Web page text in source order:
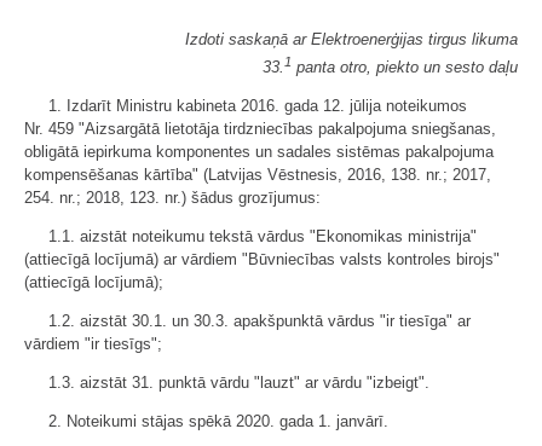
Izdoti saskaņā ar Elektroenerģijas tirgus likuma
33. 1 panta otro, piekto un sesto daļu
1. Izdarīt Ministru kabineta 2016. gada 12. jūlija noteikumos
Nr. 459 "Aizsargātā lietotāja tirdzniecības pakalpojuma sniegšanas,
obligātā iepirkuma komponentes un sadales sistēmas pakalpojuma
kompensēšanas kārtība" (Latvijas Vēstnesis, 2016, 138. nr.; 2017,
254. nr.; 2018, 123. nr.) šādus grozījumus:
1.1. aizstāt noteikumu tekstā vārdus "Ekonomikas ministrija"
(attiecīgā locījumā) ar vārdiem "Būvniecības valsts kontroles birojs"
(attiecīgā locījumā);
1.2. aizstāt 30.1. un 30.3. apakšpunktā vārdus "ir tiesīga" ar
vārdiem "ir tiesīgs";
1.3. aizstāt 31. punktā vārdu "lauzt" ar vārdu "izbeigt".
2. Noteikumi stājas spēkā 2020. gada 1. janvārī.